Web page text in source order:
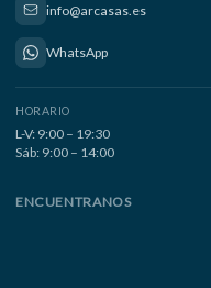
info@arcasas.es
WhatsApp
HORARIO
L-V: 9:00 – 19:30
Sáb: 9:00 – 14:00
ENCUENTRANOS